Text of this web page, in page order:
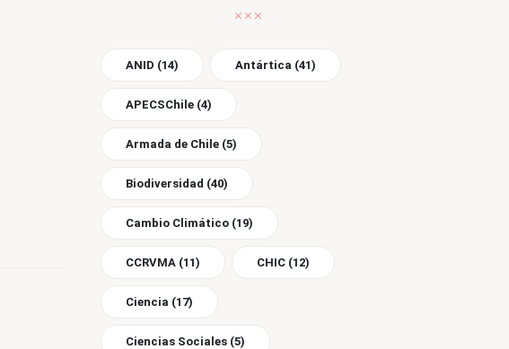
ANID (14) Antártica (41)
APECSChile (4)
Armada de Chile (5)
Biodiversidad (40)
Cambio Climático (19)
CCRVMA (11) CHIC (12)
Ciencia (17)
Ciencias Sociales (5)